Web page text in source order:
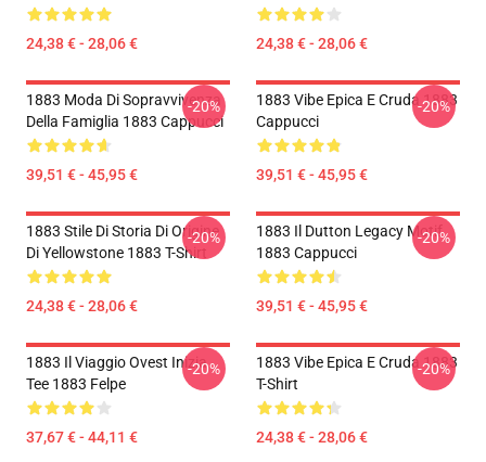
24,38 € - 28,06 € 24,38 € - 28,06 €
1883 Moda Di Sopravvivenza
Della Famiglia 1883 Cappucci
39,51 € - 45,95 €
-20%
1883 Vibe Epica E Cruda 1883
Cappucci
39,51 € - 45,95 €
-20%
1883 Stile Di Storia Di Origine
Di Yellowstone 1883 T-Shirt
24,38 € - 28,06 €
-20%
1883 Il Dutton Legacy Motif
1883 Cappucci
39,51 € - 45,95 €
-20%
1883 Il Viaggio Ovest Inizia
Tee 1883 Felpe
37,67 € - 44,11 €
-20%
1883 Vibe Epica E Cruda 1883
T-Shirt
24,38 € - 28,06 €
-20%